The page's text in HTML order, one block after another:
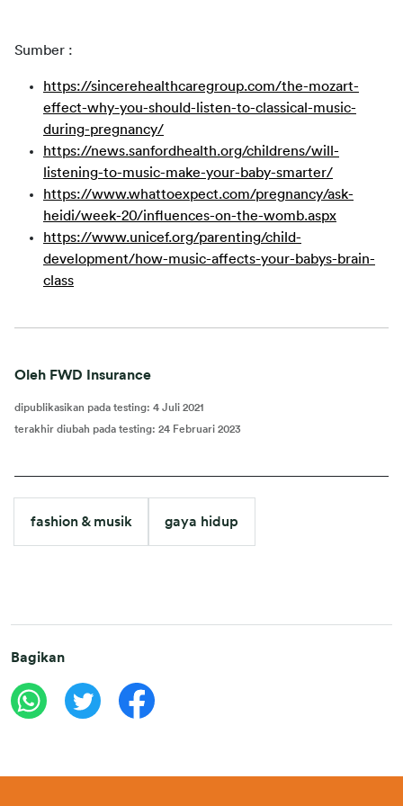
Sumber :
https://sincerehealthcaregroup.com/the-mozart-
effect-why-you-should-listen-to-classical-music-
during-pregnancy/
https://news.sanfordhealth.org/childrens/will-
listening-to-music-make-your-baby-smarter/
https://www.whattoexpect.com/pregnancy/ask-
heidi/week-20/influences-on-the-womb.aspx
https://www.unicef.org/parenting/child-
development/how-music-affects-your-babys-brain-
class
Oleh FWD Insurance
dipublikasikan pada testing: 4 Juli 2021
terakhir diubah pada testing: 24 Februari 2023
fashion & musik gaya hidup
Bagikan